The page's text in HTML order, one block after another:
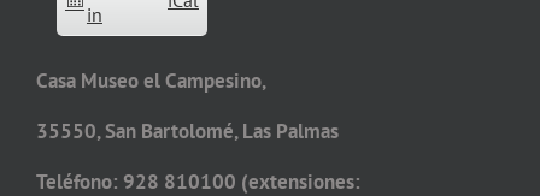
in
Casa Museo el Campesino,
35550, San Bartolomé, Las Palmas
Teléfono: 928 810100 (extensiones: